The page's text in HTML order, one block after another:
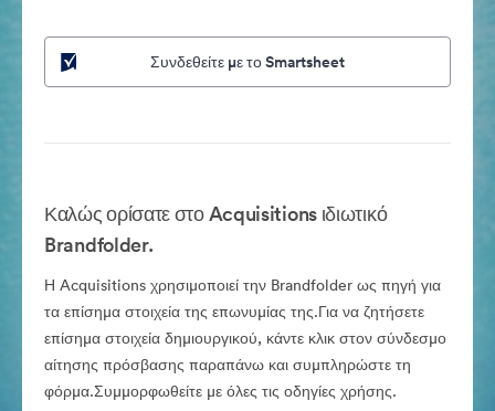
Συνδεθείτε με το Smartsheet
Καλώς ορίσατε στο Acquisitions ιδιωτικό
Brandfolder.
Η Acquisitions χρησιμοποιεί την Brandfolder ως πηγή για
τα επίσημα στοιχεία της επωνυμίας της.Για να ζητήσετε
επίσημα στοιχεία δημιουργικού, κάντε κλικ στον σύνδεσμο
αίτησης πρόσβασης παραπάνω και συμπληρώστε τη
φόρμα.Συμμορφωθείτε με όλες τις οδηγίες χρήσης.